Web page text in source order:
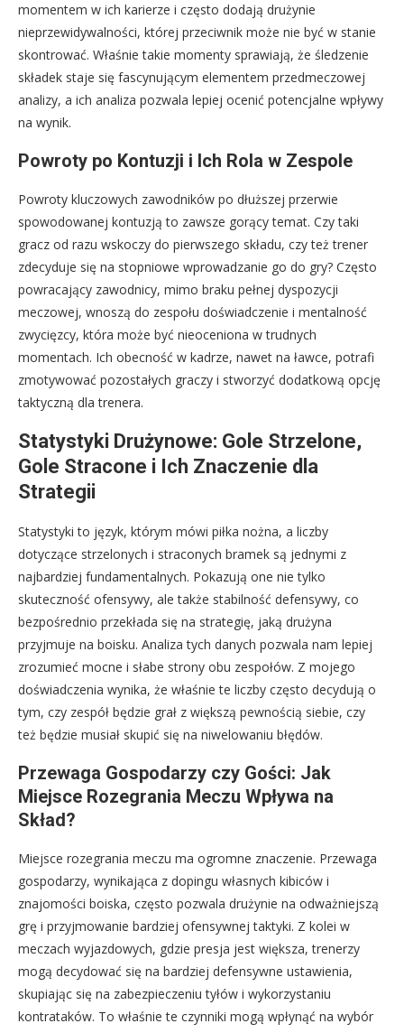
momentem w ich karierze i często dodają drużynie
nieprzewidywalności, której przeciwnik może nie być w stanie
skontrować. Właśnie takie momenty sprawiają, że śledzenie
składek staje się fascynującym elementem przedmeczowej
analizy, a ich analiza pozwala lepiej ocenić potencjalne wpływy
na wynik.
Powroty po Kontuzji i Ich Rola w Zespole
Powroty kluczowych zawodników po dłuższej przerwie
spowodowanej kontuzją to zawsze gorący temat. Czy taki
gracz od razu wskoczy do pierwszego składu, czy też trener
zdecyduje się na stopniowe wprowadzanie go do gry? Często
powracający zawodnicy, mimo braku pełnej dyspozycji
meczowej, wnoszą do zespołu doświadczenie i mentalność
zwycięzcy, która może być nieoceniona w trudnych
momentach. Ich obecność w kadrze, nawet na ławce, potrafi
zmotywować pozostałych graczy i stworzyć dodatkową opcję
taktyczną dla trenera.
Statystyki Drużynowe: Gole Strzelone,
Gole Stracone i Ich Znaczenie dla
Strategii
Statystyki to język, którym mówi piłka nożna, a liczby
dotyczące strzelonych i straconych bramek są jednymi z
najbardziej fundamentalnych. Pokazują one nie tylko
skuteczność ofensywy, ale także stabilność defensywy, co
bezpośrednio przekłada się na strategię, jaką drużyna
przyjmuje na boisku. Analiza tych danych pozwala nam lepiej
zrozumieć mocne i słabe strony obu zespołów. Z mojego
doświadczenia wynika, że właśnie te liczby często decydują o
tym, czy zespół będzie grał z większą pewnością siebie, czy
też będzie musiał skupić się na niwelowaniu błędów.
Przewaga Gospodarzy czy Gości: Jak
Miejsce Rozegrania Meczu Wpływa na
Skład?
Miejsce rozegrania meczu ma ogromne znaczenie. Przewaga
gospodarzy, wynikająca z dopingu własnych kibiców i
znajomości boiska, często pozwala drużynie na odważniejszą
grę i przyjmowanie bardziej ofensywnej taktyki. Z kolei w
meczach wyjazdowych, gdzie presja jest większa, trenerzy
mogą decydować się na bardziej defensywne ustawienia,
skupiając się na zabezpieczeniu tyłów i wykorzystaniu
kontrataków. To właśnie te czynniki mogą wpłynąć na wybór